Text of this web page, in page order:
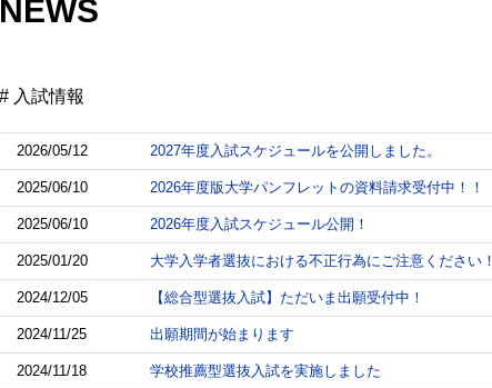
NEWS
入試情報
2026/05/12 2027年度入試スケジュールを公開しました。
2025/06/10 2026年度版大学パンフレットの資料請求受付中！！
2025/06/10 2026年度入試スケジュール公開！
2025/01/20 大学入学者選抜における不正行為にご注意ください！
2024/12/05 【総合型選抜入試】ただいま出願受付中！
2024/11/25 出願期間が始まります
2024/11/18 学校推薦型選抜入試を実施しました